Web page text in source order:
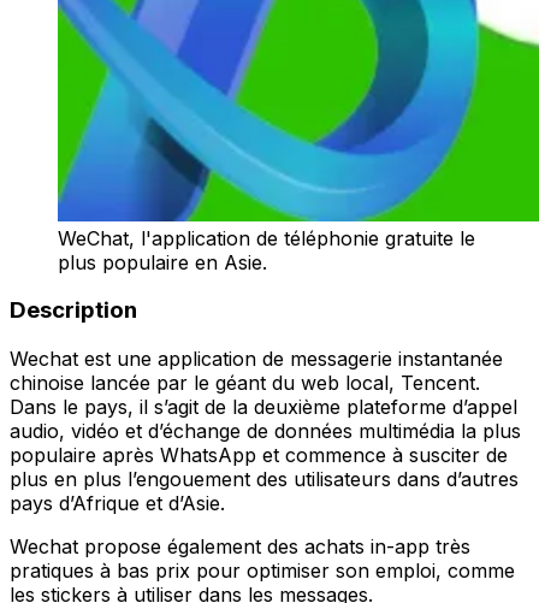
WeChat, l'application de téléphonie gratuite le
plus populaire en Asie.
Description
Wechat est une application de messagerie instantanée
chinoise lancée par le géant du web local, Tencent.
Dans le pays, il s’agit de la deuxième plateforme d’appel
audio, vidéo et d’échange de données multimédia la plus
populaire après WhatsApp et commence à susciter de
plus en plus l’engouement des utilisateurs dans d’autres
pays d’Afrique et d’Asie.
Wechat propose également des achats in-app très
pratiques à bas prix pour optimiser son emploi, comme
les stickers à utiliser dans les messages.